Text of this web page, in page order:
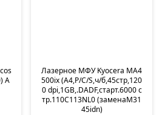
A
Лазерное МФУ Kyocera MA4
500ix (А4,P/C/S,ч/б,45стр,120
0 dpi,1GB,.DADF,старт.6000 с
тр.110C113NL0 (заменаM31
45idn)